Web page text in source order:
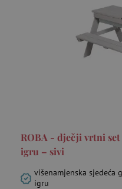
ROBA - dječji vrtni set
igru – sivi
višenamjenska sjedeća
igru